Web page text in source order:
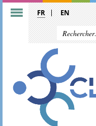
FR EN